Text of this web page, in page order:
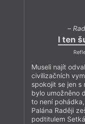
–
I ten
Museli najít
civilizačních
spokojit se jen s
bylo umožněno
to není
Palána Raději
podtitulem